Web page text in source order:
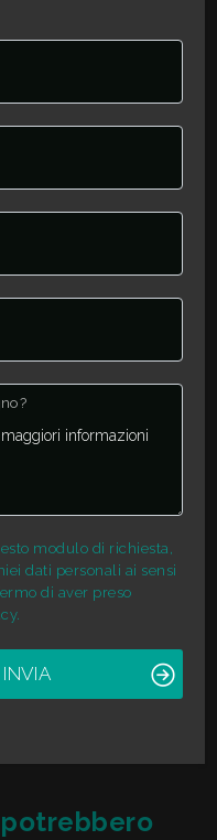
modulo di richiesta,
dati personali ai sensi
di aver preso
INVIA